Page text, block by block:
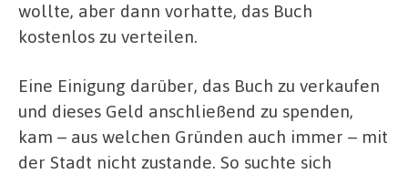
wollte, aber dann vorhatte, das Buch
kostenlos zu verteilen.
Eine Einigung darüber, das Buch zu verkaufen
und dieses Geld anschließend zu spenden,
kam – aus welchen Gründen auch immer – mit
der Stadt nicht zustande. So suchte sich